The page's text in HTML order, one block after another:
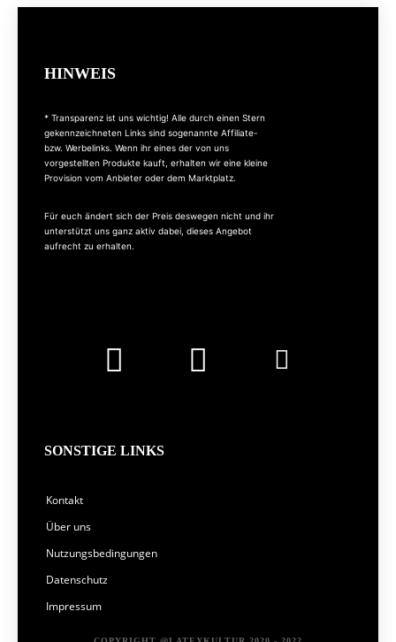
HINWEIS
* Transparenz ist uns wichtig! Alle durch einen Stern
gekennzeichneten Links sind sogenannte Affiliate-
bzw. Werbelinks. Wenn ihr eines der von uns
vorgestellten Produkte kauft, erhalten wir eine kleine
Provision vom Anbieter oder dem Marktplatz.
Für euch ändert sich der Preis deswegen nicht und ihr
unterstützt uns ganz aktiv dabei, dieses Angebot
aufrecht zu erhalten.
SONSTIGE LINKS
Kontakt
Über uns
Nutzungsbedingungen
Datenschutz
Impressum